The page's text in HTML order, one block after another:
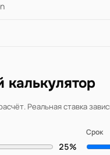
калькулятор
Реальная ставка
25%
Срок